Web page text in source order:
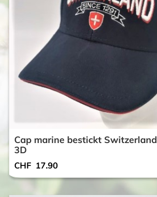
Cap marine bestickt Switzerland
3D
CHF 17.90